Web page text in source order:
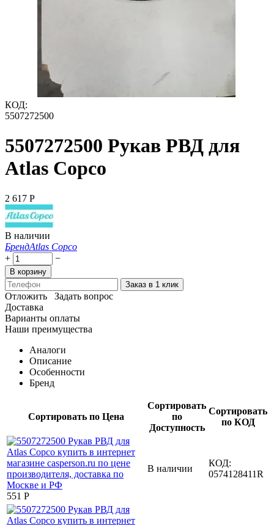
КОД:
5507272500
5507272500 Рукав РВД для
Atlas Copco
2 617 Р
В наличии
БрендAtlas Copco
+
−
В корзину
Заказ в 1 клик
Отложить
Задать вопрос
Доставка
Варианты оплаты
Наши преимущества
Аналоги
Описание
Особенности
Бренд
Сортировать по Цена
Сортировать
по
Доступность
Сортировать
по КОД
‍551‍ Р
В наличии
КОД:
0574128411R